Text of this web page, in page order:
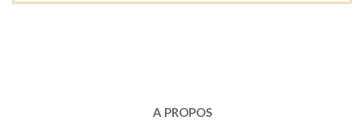
A PROPOS